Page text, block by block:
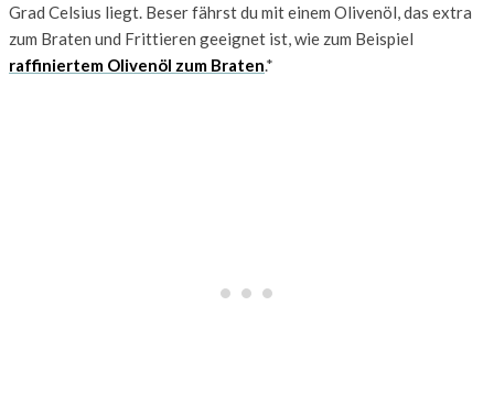
Grad Celsius liegt. Beser fährst du mit einem Olivenöl, das extra
zum Braten und Frittieren geeignet ist, wie zum Beispiel
raffiniertem Olivenöl zum Braten.*